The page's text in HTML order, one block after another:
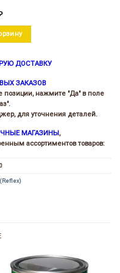
для удаления пятен и чистки
ДОСТАВКУ
ЗАКАЗОВ
позиции, нажмите "Да" в поле
для уточнения деталей.
МАГАЗИНЫ ,
ассортиментов товаров:
(Reflex)